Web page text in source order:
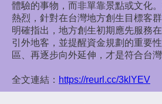
體驗的事物，而非單靠景點或文化。
熱烈，針對在台灣地方創生目標客
明確指出，地方創生初期應先服務
引外地客，並提醒資金規劃的重要
區、再逐步向外延伸，才是符合台灣
全文連結： https://reurl.cc/3klYEV